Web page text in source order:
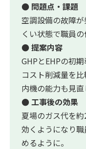
● 問題点・課題
空調設備の故障
くい状態で職員の
● 提案内容
GHPとEHPの初
コスト削減量を
内機の能力も見直
● 工事後の効果
夏場のガス代を
効くようになり
めるように。